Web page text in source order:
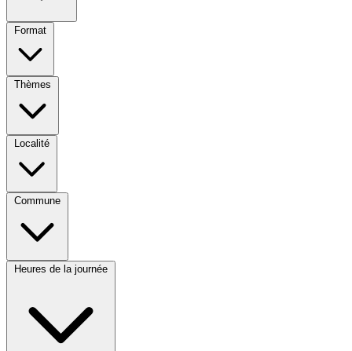
Format
Thèmes
Localité
Commune
Heures de la journée